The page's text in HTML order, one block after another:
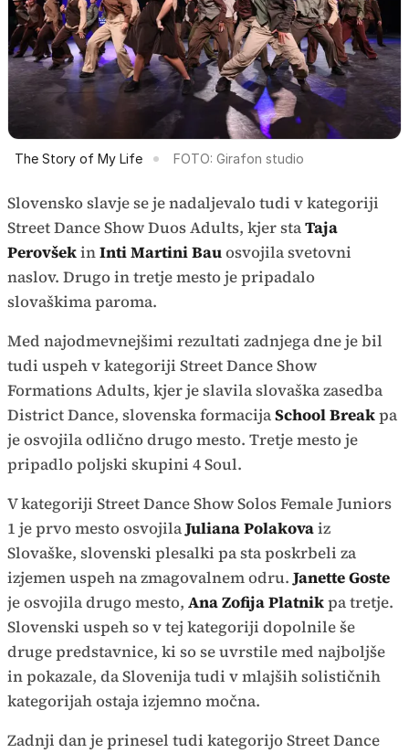
The Story of My Life FOTO: Girafon studio
Slovensko slavje se je nadaljevalo tudi v kategoriji
Street Dance Show Duos Adults, kjer staTaja
PerovšekinInti Martini Bauosvojila svetovni
naslov. Drugo in tretje mesto je pripadalo
slovaškima paroma.
Med najodmevnejšimi rezultati zadnjega dne je bil
tudi uspeh v kategoriji Street Dance Show
Formations Adults, kjer je slavila slovaška zasedba
District Dance, slovenska formacijaSchool Breakpa
je osvojila odlično drugo mesto. Tretje mesto je
pripadlo poljski skupini 4 Soul.
V kategoriji Street Dance Show Solos Female Juniors
1 je prvo mesto osvojilaJuliana Polakovaiz
Slovaške, slovenski plesalki pa sta poskrbeli za
izjemen uspeh na zmagovalnem odru.Janette Goste
je osvojila drugo mesto, Ana Zofija Platnikpa tretje.
Slovenski uspeh so v tej kategoriji dopolnile še
druge predstavnice, ki so se uvrstile med najboljše
in pokazale, da Slovenija tudi v mlajših solističnih
kategorijah ostaja izjemno močna.
Zadnji dan je prinesel tudi kategorijo Street Dance